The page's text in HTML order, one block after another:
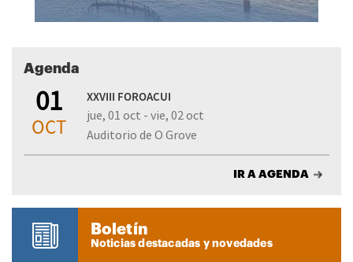
Agenda
01
OCT
XXVIII FOROACUI
jue, 01 oct - vie, 02 oct
Auditorio de O Grove
IR A AGENDA
Boletín
Noticias destacadas y novedades